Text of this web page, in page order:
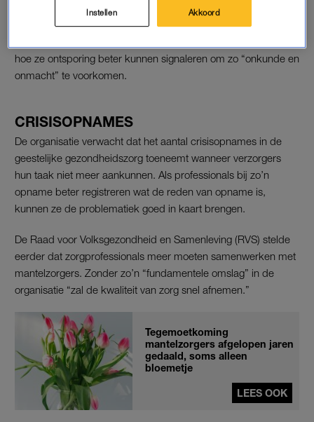
“omdat de verzorgde zo tegenstribbelt en de verzorger daar
geen puf meer voor heeft”. De organisatie benadrukt dat geen
hoe ze ontsporing beter kunnen signaleren om zo “onkunde en
onmacht” te voorkomen.
CRISISOPNAMES
De organisatie verwacht dat het aantal crisisopnames in de
geestelijke gezondheidszorg toeneemt wanneer verzorgers
hun taak niet meer aankunnen. Als professionals bij zo’n
opname beter registreren wat de reden van opname is,
kunnen ze de problematiek goed in kaart brengen.
De Raad voor Volksgezondheid en Samenleving (RVS) stelde
eerder dat zorgprofessionals meer moeten samenwerken met
mantelzorgers. Zonder zo’n “fundamentele omslag” in de
organisatie “zal de kwaliteit van zorg snel afnemen.”
Tegemoetkoming
mantelzorgers afgelopen jaren
gedaald, soms alleen
bloemetje
LEES OOK
Instellen Akkoord